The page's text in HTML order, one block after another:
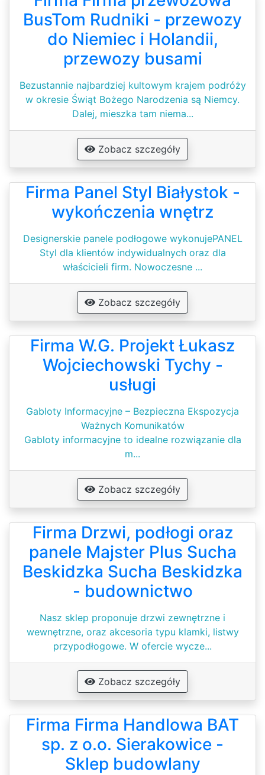
BusTom Rudniki - przewozy
do Niemiec i Holandii,
przewozy busami
Bezustannie najbardziej kultowym krajem podróży
w okresie Świąt Bożego Narodzenia są Niemcy.
Dalej, mieszka tam niema...
Zobacz szczegóły
Firma Panel Styl Białystok -
wykończenia wnętrz
Designerskie panele podłogowe wykonujePANEL
Styl dla klientów indywidualnych oraz dla
właścicieli firm. Nowoczesne ...
Zobacz szczegóły
Firma W.G. Projekt Łukasz
Wojciechowski Tychy -
usługi
Gabloty Informacyjne – Bezpieczna Ekspozycja
Ważnych Komunikatów
Gabloty informacyjne to idealne rozwiązanie dla
m...
Zobacz szczegóły
Firma Drzwi, podłogi oraz
panele Majster Plus Sucha
Beskidzka Sucha Beskidzka
- budownictwo
Nasz sklep proponuje drzwi zewnętrzne i
wewnętrzne, oraz akcesoria typu klamki, listwy
przypodłogowe. W ofercie wycze...
Zobacz szczegóły
Firma Firma Handlowa BAT
sp. z o.o. Sierakowice -
Sklep budowlany